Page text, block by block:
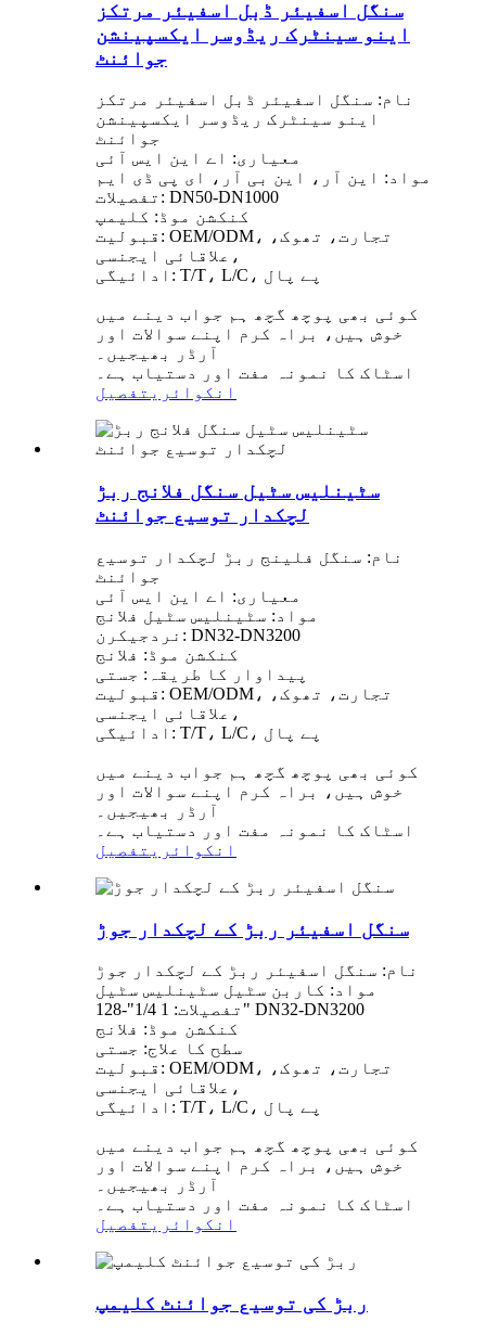
سنگل اسفیئر ڈبل اسفیئر مرتکز
اینو سینٹرک ریڈوسر ایکسپینشن
جوائنٹ
نام: سنگل اسفیئر ڈبل اسفیئر مرتکز
اینو سینٹرک ریڈوسر ایکسپینشن
جوائنٹ
معیاری: اے این ایس آئی
مواد: این آر، این بی آر، ای پی ڈی ایم
تفصیلات: DN50-DN1000
کنکشن موڈ: کلیمپ
قبولیت: OEM/ODM، تجارت، تھوک،
علاقائی ایجنسی،
ادائیگی: T/T، L/C، پے پال
کوئی بھی پوچھ گچھ ہم جواب دینے میں
خوش ہیں، براہ کرم اپنے سوالات اور
آرڈر بھیجیں۔
اسٹاک کا نمونہ مفت اور دستیاب ہے۔
انکوائریتفصیل
سٹینلیس سٹیل سنگل فلانج ربڑ
لچکدار توسیع جوائنٹ
نام: سنگل فلینج ربڑ لچکدار توسیع
جوائنٹ
معیاری: اے این ایس آئی
مواد: سٹینلیس سٹیل فلانج
نردجیکرن: DN32-DN3200
کنکشن موڈ: فلانج
پیداوار کا طریقہ: جستی
قبولیت: OEM/ODM، تجارت، تھوک،
علاقائی ایجنسی،
ادائیگی: T/T، L/C، پے پال
کوئی بھی پوچھ گچھ ہم جواب دینے میں
خوش ہیں، براہ کرم اپنے سوالات اور
آرڈر بھیجیں۔
اسٹاک کا نمونہ مفت اور دستیاب ہے۔
انکوائری تفصیل
سنگل اسفیئر ربڑ کے لچکدار جوڑ
نام: سنگل اسفیئر ربڑ کے لچکدار جوڑ
مواد: کاربن سٹیل سٹینلیس سٹیل
تفصیلات: 1 1/4"-128" DN32-DN3200
کنکشن موڈ: فلانج
سطح کا علاج: جستی
قبولیت: OEM/ODM، تجارت، تھوک،
علاقائی ایجنسی،
ادائیگی: T/T، L/C، پے پال
کوئی بھی پوچھ گچھ ہم جواب دینے میں
خوش ہیں، براہ کرم اپنے سوالات اور
آرڈر بھیجیں۔
اسٹاک کا نمونہ مفت اور دستیاب ہے۔
انکوائری تفصیل
ربڑ کی توسیع جوائنٹ کلیمپ